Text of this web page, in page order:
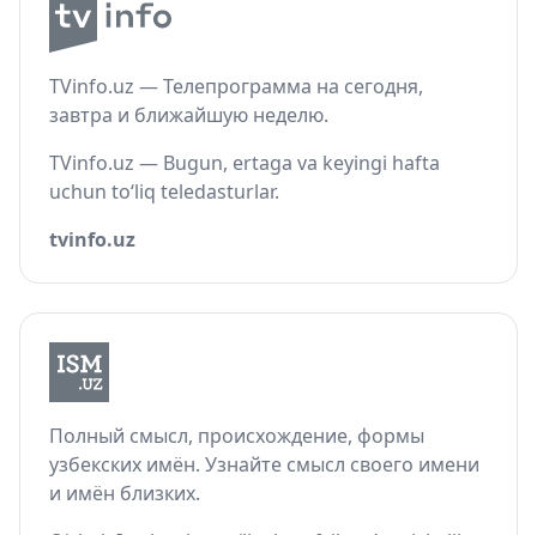
TVinfo.uz — Телепрограмма на сегодня,
завтра и ближайшую неделю.
TVinfo.uz — Bugun, ertaga va keyingi hafta
uchun to‘liq teledasturlar.
tvinfo.uz
Полный смысл, происхождение, формы
узбекских имён. Узнайте смысл своего имени
и имён близких.